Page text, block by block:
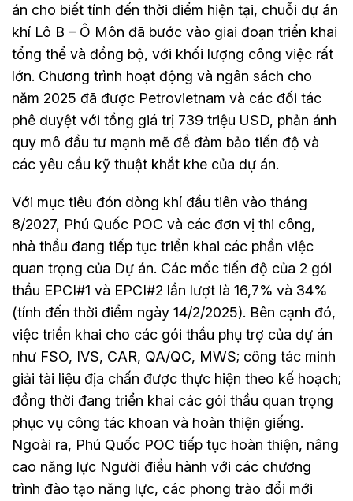
án cho biết tính đến thời điểm hiện tại, chuỗi dự án
khí Lô B – Ô Môn đã bước vào giai đoạn triển khai
tổng thể và đồng bộ, với khối lượng công việc rất
lớn. Chương trình hoạt động và ngân sách cho
năm 2025 đã được Petrovietnam và các đối tác
phê duyệt với tổng giá trị 739 triệu USD, phản ánh
quy mô đầu tư mạnh mẽ để đảm bảo tiến độ và
các yêu cầu kỹ thuật khắt khe của dự án.
Với mục tiêu đón dòng khí đầu tiên vào tháng
8/2027, Phú Quốc POC và các đơn vị thi công,
nhà thầu đang tiếp tục triển khai các phần việc
quan trọng của Dự án. Các mốc tiến độ của 2 gói
thầu EPCI#1 và EPCI#2 lần lượt là 16,7% và 34%
(tính đến thời điểm ngày 14/2/2025). Bên cạnh đó,
việc triển khai cho các gói thầu phụ trợ của dự án
như FSO, IVS, CAR, QA/QC, MWS; công tác minh
giải tài liệu địa chấn được thực hiện theo kế hoạch;
đồng thời đang triển khai các gói thầu quan trọng
phục vụ công tác khoan và hoàn thiện giếng.
Ngoài ra, Phú Quốc POC tiếp tục hoàn thiện, nâng
cao năng lực Người điều hành với các chương
trình đào tạo năng lực, các phong trào đổi mới